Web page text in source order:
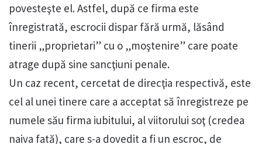
povesteşte el. Astfel, după ce firma este
înregistrată, escrocii dispar fără urmă, lăsând
tinerii „proprietari” cu o „moştenire” care poate
atrage după sine sancţiuni penale.
Un caz recent, cercetat de direcţia respectivă, este
cel al unei tinere care a acceptat să înregistreze pe
numele său firma iubitului, al viitorului soţ (credea
naiva fată), care s-a dovedit a fi un escroc, de